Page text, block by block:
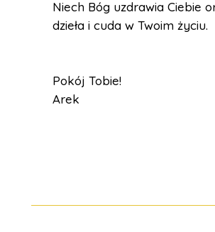
Niech Bóg uzdrawia Ciebie
dzieła i cuda w Twoim życiu.
Pokój Tobie!
Arek